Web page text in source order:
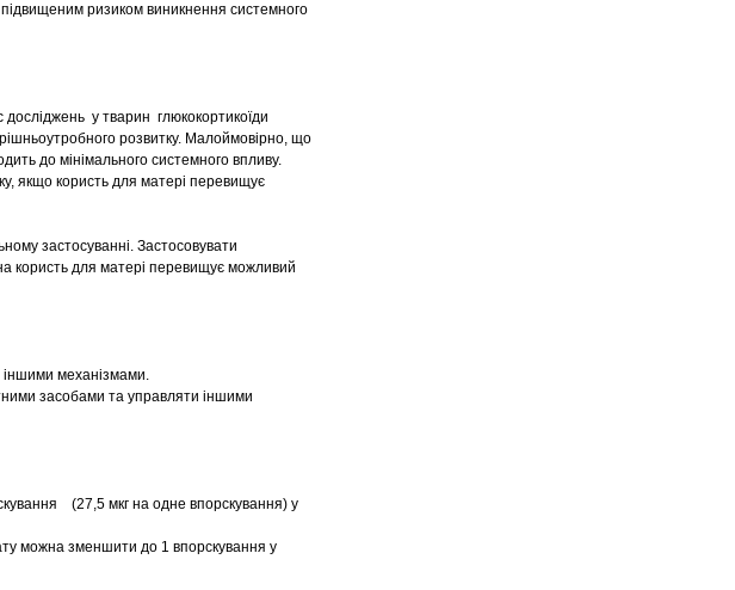
ризиком виникнення системного
досліджень у тварин глюкокортикоїди
розвитку. Малоймовірно, що
до мінімального системного впливу.
якщо користь для матері перевищує
застосуванні. Застосовувати
користь для матері перевищує можливий
іншими механізмами.
засобами та управляти іншими
(27,5 мкг на одне впорскування) у
можна зменшити до 1 впорскування у